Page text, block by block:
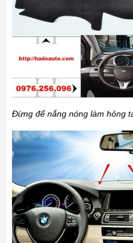
Đừng để nắng nóng làm hỏng